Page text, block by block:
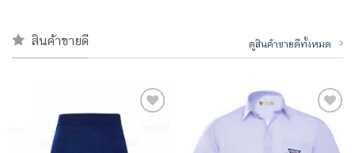
สินค้าขายดี ดูสินค้าขายดีทั้งหมด
เพิ่มไป
รายการ